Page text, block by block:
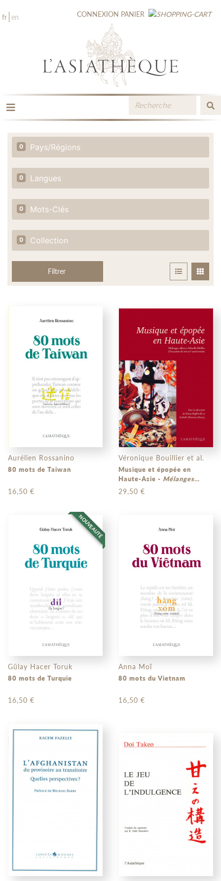
fr en CONNEXION PANIER
LES ÉDITIONS
LA LIBRAIRIE
CATALOGUE
MÉDIATHÈQUE
NOUVEAUTÉS / À PARAÎTRE
0 Pays/Régions
0 Langues
0 Mots-Clés
0 Collection
Filtrer
Aurélien Rossanino
80 mots de Taiwan
16,50 €
Véronique Bouillier et al.
Musique et épopée en
Haute-Asie - Mélanges
offerts à Mireille Helfer à
l'occasion de son 90e
29,50 €
NOUVEAUTÉ
Gülay Hacer Toruk
80 mots de Turquie
16,50 €
Anna Moï
80 mots du Vietnam
16,50 €